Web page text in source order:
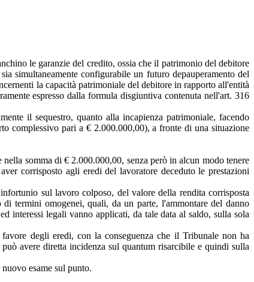
le garanzie del credito, ossia che il patrimonio del debitore
simultaneamente configurabile un futuro depauperamento del
la capacità patrimoniale del debitore in rapporto all'entità
espresso dalla formula disgiuntiva contenuta nell'art. 316
il sequestro, quanto alla incapienza patrimoniale, facendo
complessivo pari a € 2.000.000,00), a fronte di una situazione
somma di € 2.000.000,00, senza però in alcun modo tenere
corrisposto agli eredi del lavoratore deceduto le prestazioni
sul lavoro colposo, del valore della rendita corrisposta
termini omogenei, quali, da un parte, l'ammontare del danno
interessi legali vanno applicati, da tale data al saldo, sulla sola
degli eredi, con la conseguenza che il Tribunale non ha
avere diretta incidenza sul quantum risarcibile e quindi sulla
esame sul punto.